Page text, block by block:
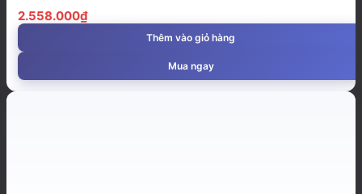
2.558.000₫
Thêm vào giỏ hàng
Mua ngay